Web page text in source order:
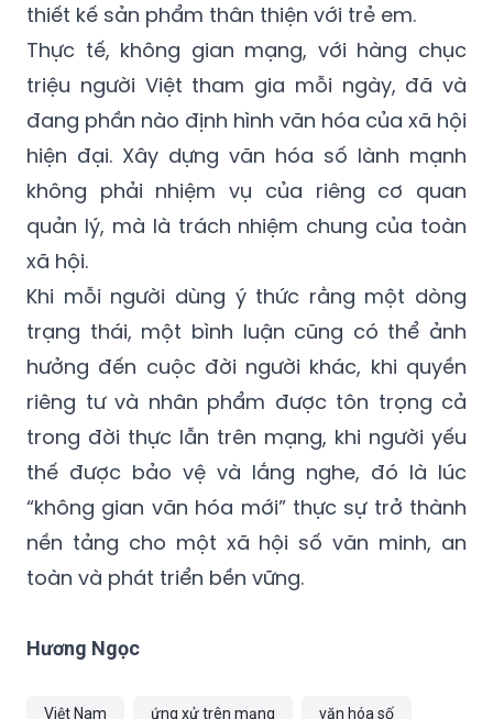
thiết kế sản phẩm thân thiện với trẻ em.
Thực tế, không gian mạng, với hàng chục
triệu người Việt tham gia mỗi ngày, đã và
đang phần nào định hình văn hóa của xã hội
hiện đại. Xây dựng văn hóa số lành mạnh
không phải nhiệm vụ của riêng cơ quan
quản lý, mà là trách nhiệm chung của toàn
xã hội.
Khi mỗi người dùng ý thức rằng một dòng
trạng thái, một bình luận cũng có thể ảnh
hưởng đến cuộc đời người khác, khi quyền
riêng tư và nhân phẩm được tôn trọng cả
trong đời thực lẫn trên mạng, khi người yếu
thế được bảo vệ và lắng nghe, đó là lúc
“không gian văn hóa mới” thực sự trở thành
nền tảng cho một xã hội số văn minh, an
toàn và phát triển bền vững.
Hương Ngọc
Việt Nam ứng xử trên mạng
văn hóa số